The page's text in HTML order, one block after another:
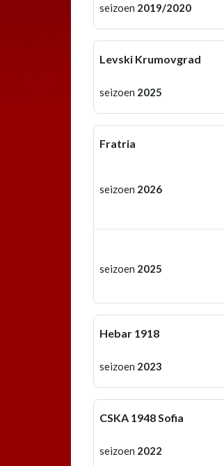
seizoen 2019/2020
Levski Krumovgrad
seizoen 2025
Fratria
seizoen 2026
seizoen 2025
Hebar 1918
seizoen 2023
CSKA 1948 Sofia
seizoen 2022